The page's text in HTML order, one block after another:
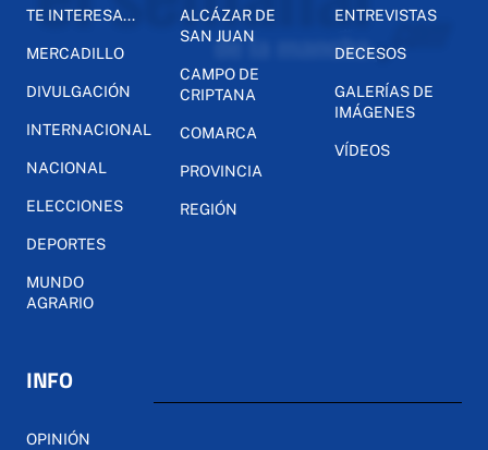
TE INTERESA...
MERCADILLO
DIVULGACIÓN
INTERNACIONAL
NACIONAL
ELECCIONES
DEPORTES
MUNDO
AGRARIO
ALCÁZAR DE
SAN JUAN
CAMPO DE
CRIPTANA
COMARCA
PROVINCIA
REGIÓN
ENTREVISTAS
DECESOS
GALERÍAS DE
IMÁGENES
VÍDEOS
INFO
OPINIÓN